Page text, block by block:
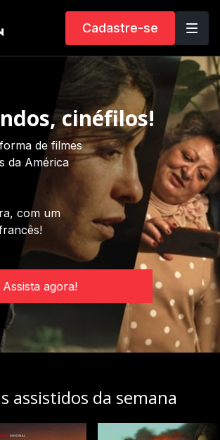
Cadastre-se
cinéfilos!
de filmes
da América
com um
Assista agora!
assistidos da semana